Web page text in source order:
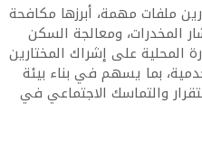
ملفات مهمة، أبرزها مكافحة
المخدرات، ومعالجة السكن
المحلية على إشراك المختارين
بما يسهم في بناء بيئة
والتماسك الاجتماعي في